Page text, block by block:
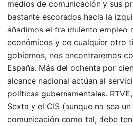
medios de comunicación y sus
bastante escorados hacia la
añadimos el fraudulento empleo
económicos y de cualquier otro
gobiernos, nos encontraremos
España. Más del ochenta por
alcance nacional actúan al
políticas gubernamentales.
Sexta y el CIS (aunque no sea
comunicación como tal, debe